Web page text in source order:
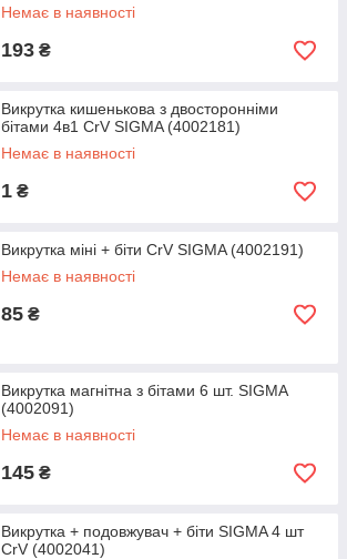
Немає в наявності
193 ₴
Викрутка кишенькова з двосторонніми
бітами 4в1 CrV SIGMA (4002181)
Немає в наявності
1 ₴
Викрутка міні + біти CrV SIGMA (4002191)
Немає в наявності
85 ₴
Викрутка магнітна з бітами 6 шт. SIGMA
(4002091)
Немає в наявності
145 ₴
Викрутка + подовжувач + біти SIGMA 4 шт
CrV (4002041)